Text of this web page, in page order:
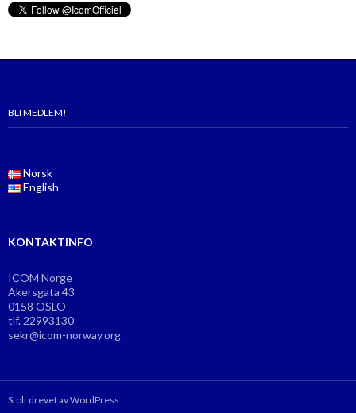
BLI MEDLEM!
Norsk
English
KONTAKTINFO
ICOM Norge
Akersgata 43
0158 OSLO
tlf. 22993130
sekr@icom-norway.org
Stolt drevet av WordPress